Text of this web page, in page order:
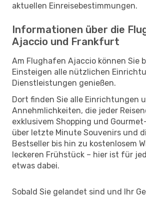
aktuellen Einreisebestimmungen.
Informationen über die
Ajaccio und Frankfurt
Am Flughafen Ajaccio können Sie
Einsteigen alle nützlichen
Dienstleistungen genießen.
Dort finden Sie alle Einrichtungen
Annehmlichkeiten, die jeder
exklusivem Shopping und
über letzte Minute Souvenirs und
Bestseller bis hin zu kostenlosem
leckeren Frühstück – hier ist für
etwas dabei.
Sobald Sie gelandet sind und Ihr